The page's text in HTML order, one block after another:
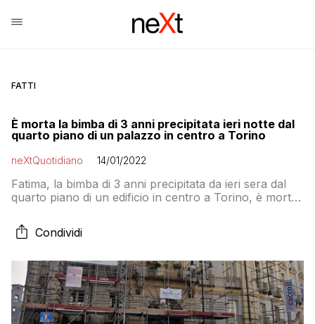
FATTI
È morta la bimba di 3 anni precipitata ieri notte dal
quarto piano di un palazzo in centro a Torino
neXtQuotidiano 14/01/2022
Fatima, la bimba di 3 anni precipitata da ieri sera dal
quarto piano di un edificio in centro a Torino, è morta
notte
Condividi